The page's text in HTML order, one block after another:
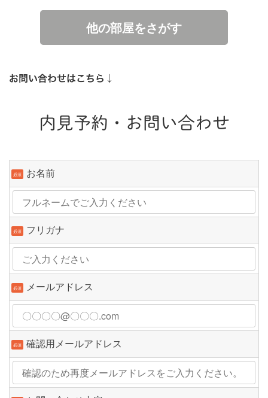
他の部屋をさがす
お問い合わせはこちら↓
内見予約・お問い合わせ
必須 お名前
必須 フリガナ
必須 メールアドレス
必須 確認用メールアドレス